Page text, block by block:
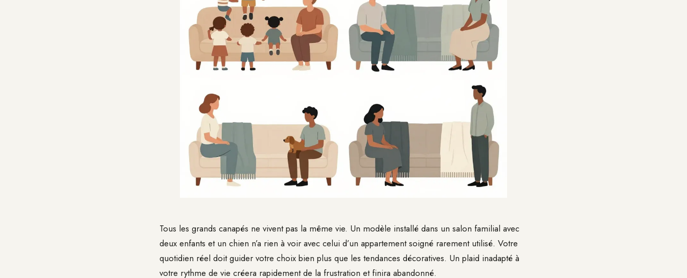
Tous les grands canapés ne vivent pas la même vie. Un modèle installé dans un salon familial avec
deux enfants et un chien n’a rien à voir avec celui d’un appartement soigné rarement utilisé. Votre
quotidien réel doit guider votre choix bien plus que les tendances décoratives. Un plaid inadapté à
votre rythme de vie créera rapidement de la frustration et finira abandonné.